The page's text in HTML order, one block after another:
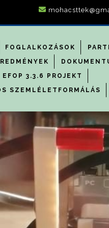
FOGLALKOZÁSOK
EFOP 3.3.6 PROJEKT
SZEMLÉLETFORMÁLÁS